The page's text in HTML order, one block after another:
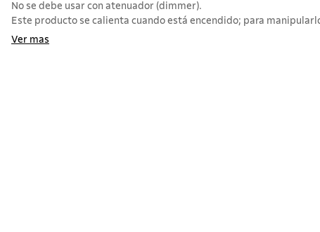
No se debe usar con atenuador (dimmer).
Este producto se calienta cuando está encendido; para
Ver mas